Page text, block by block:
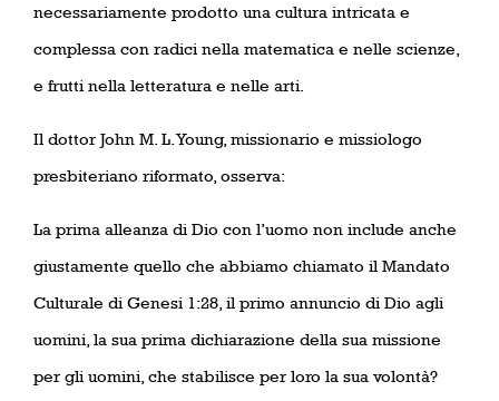
necessariamente prodotto una cultura intricata e
complessa con radici nella matematica e nelle scienze,
e frutti nella letteratura e nelle arti.
Il dottor John M. L. Young, missionario e missiologo
presbiteriano riformato, osserva:
La prima alleanza di Dio con l’uomo non include anche
giustamente quello che abbiamo chiamato il Mandato
Culturale di Genesi 1:28, il primo annuncio di Dio agli
uomini, la sua prima dichiarazione della sua missione
per gli uomini, che stabilisce per loro la sua volontà?